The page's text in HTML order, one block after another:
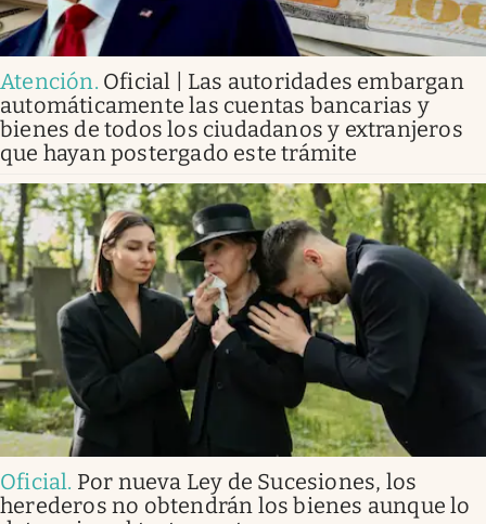
Atención. Oficial | Las autoridades embargan
automáticamente las cuentas bancarias y
bienes de todos los ciudadanos y extranjeros
que hayan postergado este trámite
Oficial. Por nueva Ley de Sucesiones, los
herederos no obtendrán los bienes aunque lo